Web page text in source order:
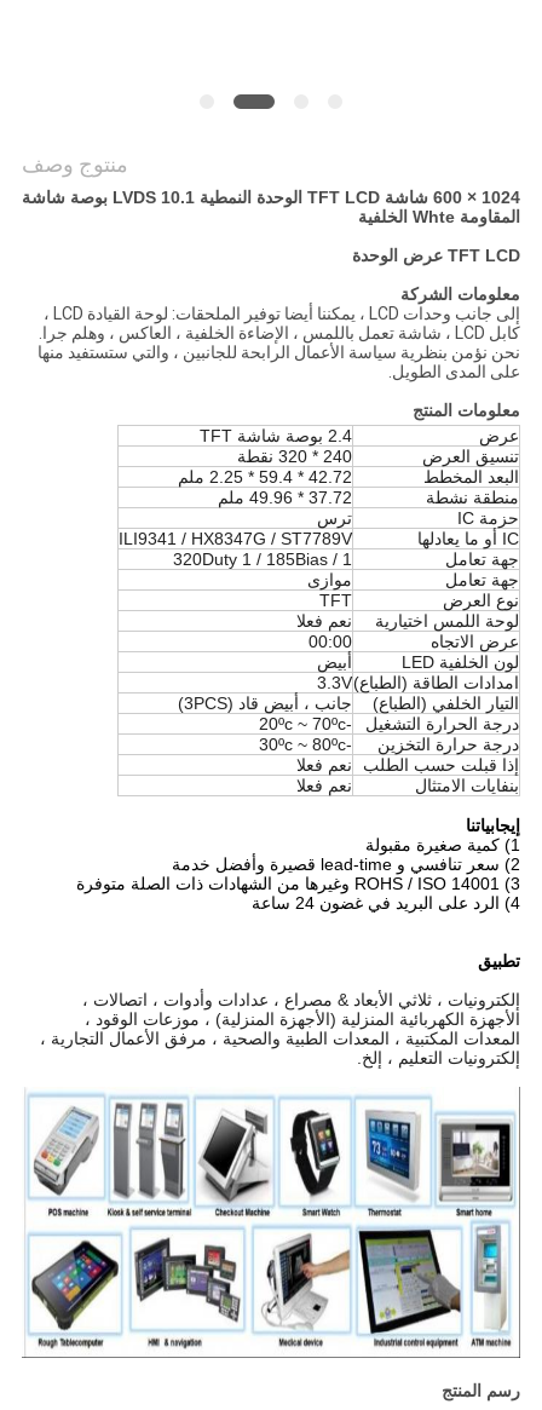
منتوج وصف
1024 × 600 شاشة TFT LCD الوحدة النمطية LVDS 10.1 بوصة شاشة
المقاومة Whte الخلفية
TFT LCD عرض الوحدة
معلومات الشركة
إلى جانب وحدات LCD ، يمكننا أيضا توفير الملحقات: لوحة القيادة LCD ،
كابل LCD ، شاشة تعمل باللمس ، الإضاءة الخلفية ، العاكس ، وهلم جرا.
نحن نؤمن بنظرية سياسة الأعمال الرابحة للجانبين ، والتي ستستفيد منها
على المدى الطويل.
معلومات المنتج
عرض
2.4 بوصة شاشة TFT
تنسيق العرض
240 * 320 نقطة
البعد المخطط
42.72 * 59.4 * 2.25 ملم
منطقة نشطة
37.72 * 49.96 ملم
حزمة IC
ترس
IC أو ما يعادلها
ILI9341 / HX8347G / ST7789V
جهة تعامل
1 / 320Duty 1 / 185Bias
جهة تعامل
موازى
نوع العرض
TFT
لوحة اللمس اختيارية
نعم فعلا
عرض الاتجاه
00:00
لون الخلفية LED
أبيض
امدادات الطاقة (الطباع)3.3V
التيار الخلفي (الطباع)
جانب ، أبيض قاد (3PCS)
درجة الحرارة التشغيل
-20ºc ~ 70ºc
درجة حرارة التخزين
-30ºc ~ 80ºc
إذا قبلت حسب الطلب
نعم فعلا
بنفايات الامتثال
نعم فعلا
إيجابياتنا
1) كمية صغيرة مقبولة
2) سعر تنافسي و lead-time قصيرة وأفضل خدمة
3) ROHS / ISO 14001 وغيرها من الشهادات ذات الصلة متوفرة
4) الرد على البريد في غضون 24 ساعة
تطبيق
إلكترونيات ، ثلاثي الأبعاد & مصراع ، عدادات وأدوات ، اتصالات ،
الأجهزة الكهربائية المنزلية (الأجهزة المنزلية) ، موزعات الوقود ،
المعدات المكتبية ، المعدات الطبية والصحية ، مرفق الأعمال التجارية ،
إلكترونيات التعليم ، إلخ.
رسم المنتج